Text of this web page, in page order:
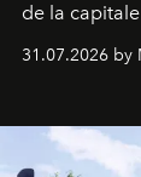
de la
31.07.2026 by